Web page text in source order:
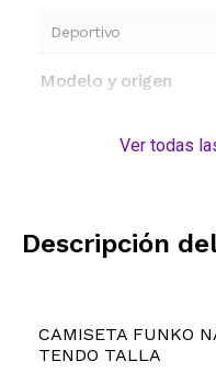
Deportivo
Modelo y origen
Ver todas
Descripción
CAMISETA FUNKO
TENDO TALLA